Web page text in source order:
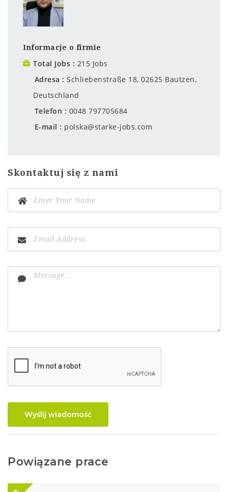
Informacje o firmie
Total Jobs
215 Jobs
Adresa
Schliebenstraße 18, 02625 Bautzen,
Deutschland
Telefon
0048 797705684
E-mail
polska@starke-jobs.com
Skontaktuj się z nami
Wyślij wiadomość
Powiązane prace